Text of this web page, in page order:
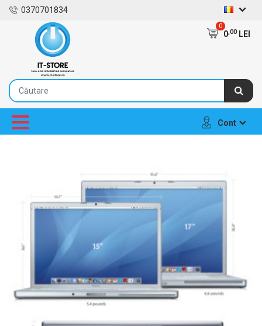
0370701834
0
0,00LEI
Cont